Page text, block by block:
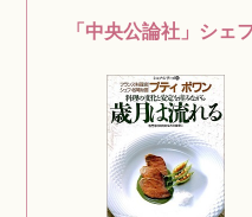
「中央公論社」シェ